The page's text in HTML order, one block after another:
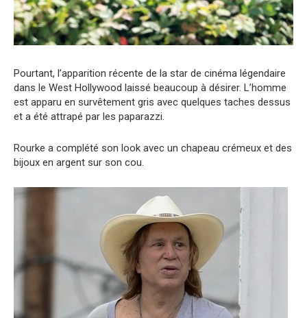
Pourtant, l’apparition récente de la star de cinéma légendaire
dans le West Hollywood laissé beaucoup à désirer. L’homme
est apparu en survêtement gris avec quelques taches dessus
et a été attrapé par les paparazzi.
Rourke a complété son look avec un chapeau crémeux et des
bijoux en argent sur son cou.